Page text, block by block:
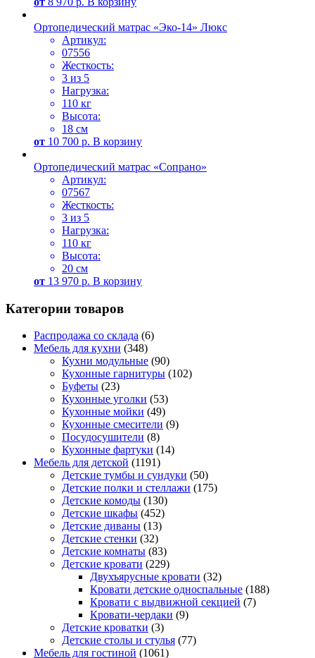
Ортопедический матрас «Эко-14» Люкс
Артикул:
07556
Жесткость:
3 из 5
Нагрузка:
110 кг
Высота:
18 см
от 10 700 р. В корзину
Ортопедический матрас «Сопрано»
Артикул:
07567
Жесткость:
3 из 5
Нагрузка:
110 кг
Высота:
20 см
от 13 970 р. В корзину
Категории товаров
Распродажа со склада (6)
Мебель для кухни (348)
Кухни модульные (90)
Кухонные гарнитуры (102)
Буфеты (23)
Кухонные уголки (53)
Кухонные мойки (49)
Кухонные смесители (9)
Посудосушители (8)
Кухонные фартуки (14)
Мебель для детской (1191)
Детские тумбы и сундуки (50)
Детские полки и стеллажи (175)
Детские комоды (130)
Детские шкафы (452)
Детские диваны (13)
Детские стенки (32)
Детские комнаты (83)
Детские кровати (229)
Двухъярусные кровати (32)
Кровати детские односпальные (188)
Кровати с выдвижной секцией (7)
Кровати-чердаки (9)
Детские кроватки (3)
Детские столы и стулья (77)
Мебель для гостиной (1061)